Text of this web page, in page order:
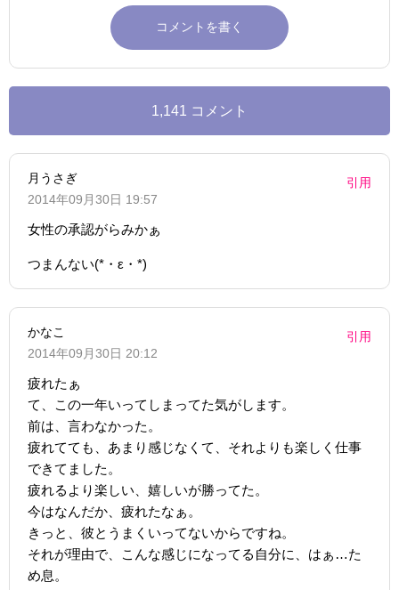
1,141 コメント
月うさぎ
2014年09月30日 19:57
引用
女性の承認がらみかぁ
つまんない(*・ε・*)
かなこ
2014年09月30日 20:12
引用
疲れたぁ
て、この一年いってしまってた気がします。
前は、言わなかった。
疲れてても、あまり感じなくて、それよりも楽しく仕事
できてました。
疲れるより楽しい、嬉しいが勝ってた。
今はなんだか、疲れたなぁ。
きっと、彼とうまくいってないからですね。
それが理由で、こんな感じになってる自分に、はぁ…た
め息。